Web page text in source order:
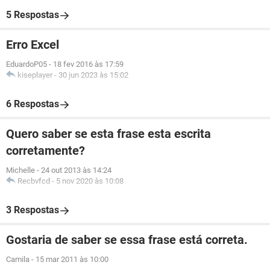
5 Respostas
Erro Excel
EduardoP05 - 18 fev 2016 às 17:59
kiseplayer - 30 jun 2023 às 15:02
6 Respostas
Quero saber se esta frase esta escrita
corretamente?
Michelle - 24 out 2013 às 14:24
Recbvfcd - 5 nov 2020 às 10:08
3 Respostas
Gostaria de saber se essa frase está correta.
Camila - 15 mar 2011 às 10:00